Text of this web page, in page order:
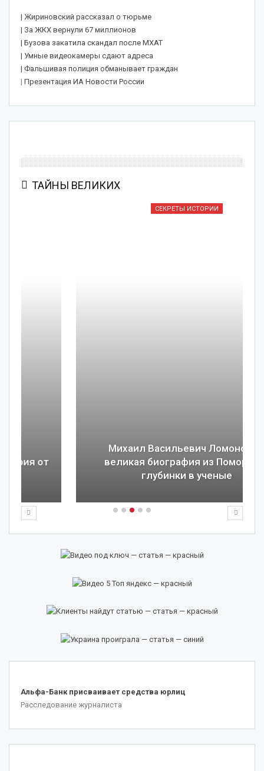
| Жириновский рассказал о тюрьме
| За ЖКХ вернули 67 миллионов
| Бузова закатила скандал после МХАТ
| Умные видеокамеры сдают адреса
| Фальшивая полиция обманывает граждан
| Презентация ИА Новости России
ТАЙНЫ ВЕЛИКИХ
СЕКРЕТЫ ИСТОРИИ
Михаил Васильевич Ломоносов:
великая биография из Поморской
глубинки в ученые
Альфа-Банк присваивает средства юрлиц
Расследование журналиста